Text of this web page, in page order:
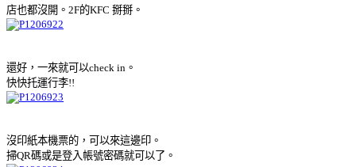
店也都沒開。2F的KFC 掰掰。
還好，一來就可以check in。
快快托運行李!!
沒印紙本機票的，可以來這邊印。
掃QR碼或是登入帳號密碼就可以了。